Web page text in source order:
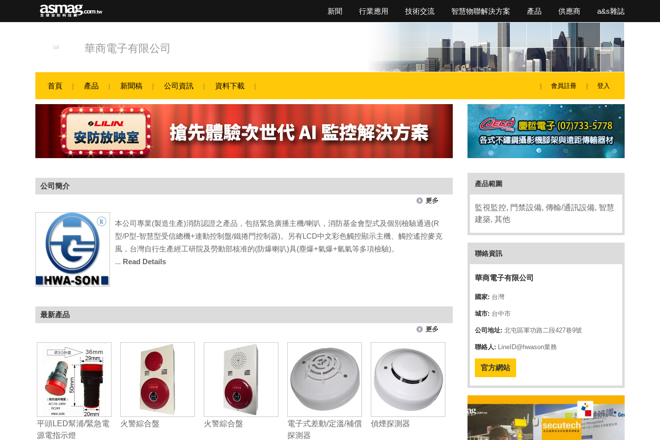
新聞 行業應用 技術交流 智慧物聯解決方案 產品 供應商 a&s雜誌
華商電子有限公司
首頁 產品 新聞稿 公司資訊 資料下載 會員註冊 登入
產品範圍
監視監控, 門禁設備, 傳輸/通訊設備, 智慧
建築, 其他
聯絡資訊
華商電子有限公司
國家: 台灣
城市: 台中市
公司地址: 北屯區軍功路二段427巷9號
聯絡人: LineID@hwason業務
官方網站
公司簡介
本公司專業(製造生產)消防認證之產品，包括緊急廣播主機/喇叭，消防基金會型式及個別檢驗通過(R
型/P型-智慧型受信總機+連動控制盤/鐵捲門控制器)。另有LCD中文彩色觸控顯示主機、觸控遙控麥克
風，台灣自行生產經工研院及勞動部核准的(防爆喇叭)具(塵爆+氣爆+氫氣等多項檢驗)。
... Read Details
最新產品
平頭LED幫浦/緊急電
源電指示燈
火警綜合盤 火警綜合盤
電子式差動/定溫/補償
探測器
偵煙探測器